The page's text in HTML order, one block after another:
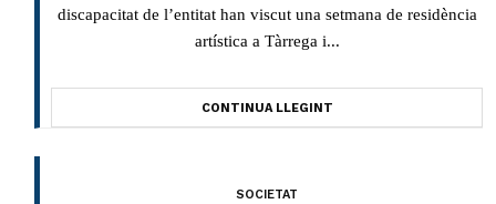
discapacitat de l’entitat han viscut una setmana de residència
artística a Tàrrega i...
CONTINUA LLEGINT
SOCIETAT